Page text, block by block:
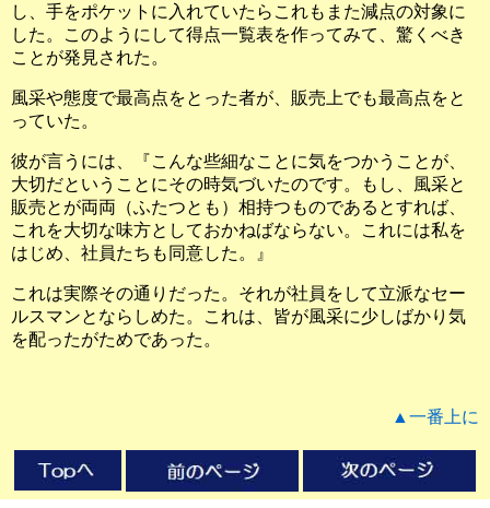
し、手をポケットに入れていたらこれもまた減点の対象に
した。このようにして得点一覧表を作ってみて、驚くべき
ことが発見された。
風采や態度で最高点をとった者が、販売上でも最高点をと
っていた。
彼が言うには、『こんな些細なことに気をつかうことが、
大切だということにその時気づいたのです。もし、風采と
販売とが両両（ふたつとも）相持つものであるとすれば、
これを大切な味方としておかねばならない。これには私を
はじめ、社員たちも同意した。』
これは実際その通りだった。それが社員をして立派なセー
ルスマンとならしめた。これは、皆が風采に少しばかり気
を配ったがためであった。
▲一番上に